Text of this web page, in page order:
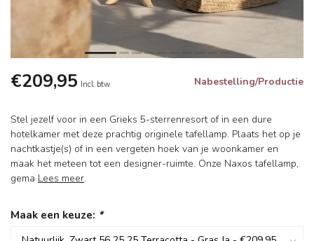
€209,95 Incl. btw Nabestelling/Productie
Stel jezelf voor in een Grieks 5-sterrenresort of in een dure
hotelkamer met deze prachtig originele tafellamp. Plaats het op je
nachtkastje(s) of in een vergeten hoek van je woonkamer en
maak het meteen tot een designer-ruimte. Onze Naxos tafellamp,
gema Lees meer.
Maak een keuze: *